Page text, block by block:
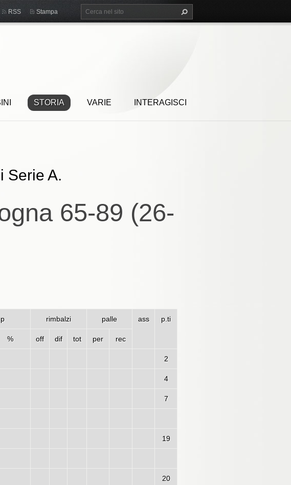
STORIA VARIE INTERAGISCI
RSS Stampa
Serie A.
65-89 (26-
rimbalzi palle ass p.ti
% off dif tot per rec
2
4
7
19
20